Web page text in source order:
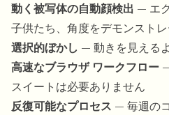
動く被写体の自動顔検出 — エ
子供たち、角度をデモンスト
選択的ぼかし — 動きを見える
高速なブラウザ ワークフロー
スイートは必要ありません
反復可能なプロセス — 毎週の